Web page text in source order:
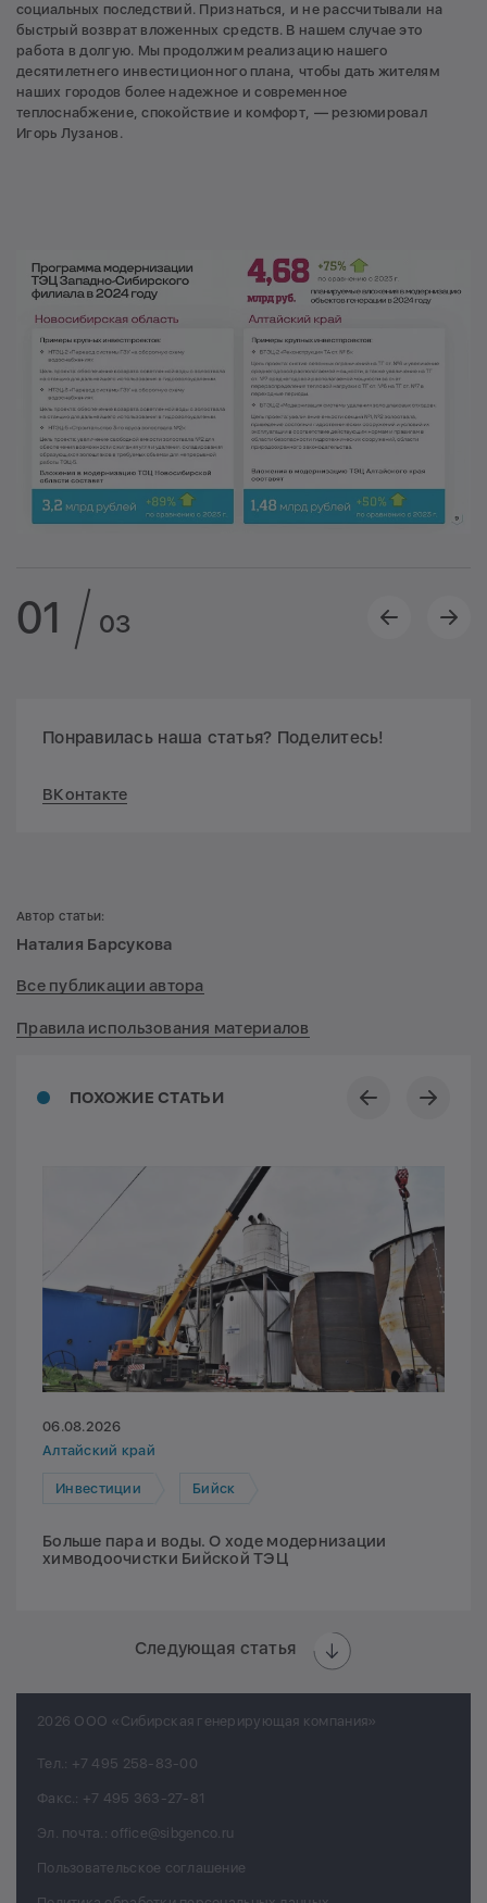
социальных последствий. Признаться, и не рассчитывали на
быстрый возврат вложенных средств. В нашем случае это
работа в долгую. Мы продолжим реализацию нашего
десятилетнего инвестиционного плана, чтобы дать жителям
наших городов более надежное и современное
теплоснабжение, спокойствие и комфорт, — резюмировал
Игорь Лузанов.
01 03
Понравилась наша статья? Поделитесь!
ВКонтакте
ПОХОЖИЕ СТАТЬИ
06.08.2026
Алтайский край
Инвестиции Бийск
Больше пара и воды. О ходе модернизации
химводоочистки Бийской ТЭЦ
Следующая статья
Автор статьи:
Наталия Барсукова
Все публикации автора
Правила использования материалов
2026 ООО «Сибирская генерирующая компания»
Тел.: +7 495 258-83-00
Факс.: +7 495 363-27-81
Эл. почта.: office@sibgenco.ru
Пользовательское соглашение